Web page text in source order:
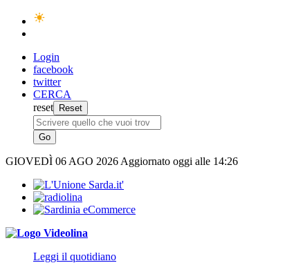
Login
facebook
twitter
CERCA
reset
GIOVEDÌ 06 AGO 2026 Aggiornato oggi alle 14:26
Leggi il quotidiano